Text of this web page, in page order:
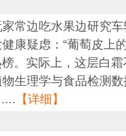
边吃水果边研究车
康疑虑：“葡萄皮上
。实际上，这层白
生理学与食品检测
【详细】